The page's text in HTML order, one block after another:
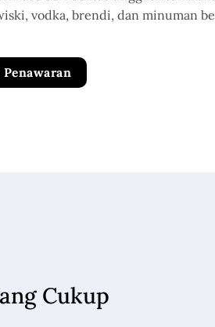
vodka, brendi, dan minuman
Cukup